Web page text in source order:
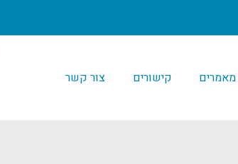
מאמרים קישורים צור קשר